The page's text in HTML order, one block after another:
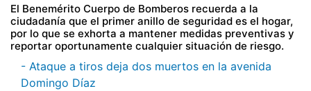
El Benemérito Cuerpo de Bomberos recuerda a la
ciudadanía que el primer anillo de seguridad es el hogar,
por lo que se exhorta a mantener medidas preventivas y
reportar oportunamente cualquier situación de riesgo.
- Ataque a tiros deja dos muertos en la avenida
Domingo Díaz